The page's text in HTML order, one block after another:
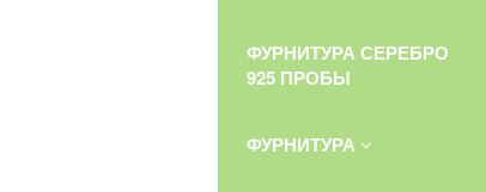
ФУРНИТУРА СЕРЕБРО
925 ПРОБЫ
ФУРНИТУРА